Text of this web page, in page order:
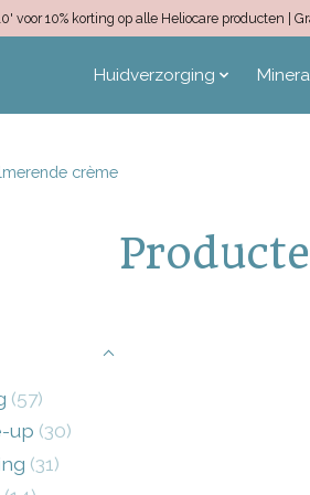
voor 10% korting op alle Heliocare producten
Huidverzorging
crème
(57)
up (30)
(31)